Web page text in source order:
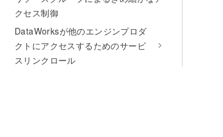
クセス制御
DataWorksが他のエンジンプロダ
クトにアクセスするためのサービ
スリンクロール